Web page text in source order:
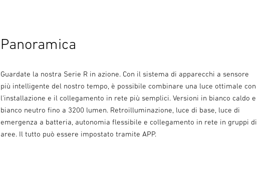
Panoramica
Guardate la nostra Serie R in azione. Con il sistema di apparecchi a sensore
più intelligente del nostro tempo, è possibile combinare una luce ottimale con
l'installazione e il collegamento in rete più semplici. Versioni in bianco caldo e
bianco neutro fino a 3200 lumen. Retroilluminazione, luce di base, luce di
emergenza a batteria, autonomia flessibile e collegamento in rete in gruppi di
aree. Il tutto può essere impostato tramite APP.